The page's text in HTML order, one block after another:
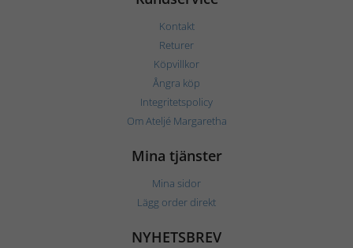
Kontakt
Returer
Köpvillkor
Ångra köp
Integritetspolicy
Om Ateljé Margaretha
Mina tjänster
Mina sidor
Lägg order direkt
NYHETSBREV